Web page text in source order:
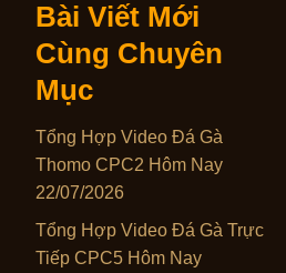
Bài Viết Mới
Cùng Chuyên
Mục
Tổng Hợp Video Đá Gà
Thomo CPC2 Hôm Nay
22/07/2026
Tổng Hợp Video Đá Gà Trực
Tiếp CPC5 Hôm Nay